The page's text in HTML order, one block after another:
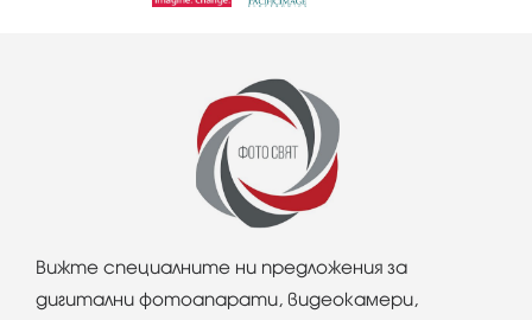
Вижте специалните ни предложения за
дигитални фотоапарати, видеокамери,